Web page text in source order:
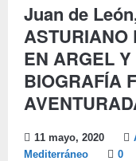
Juan de
ASTURIANO
EN ARGEL
BIOGRAFÍA
11 mayo, 2020
Mediterráneo
0